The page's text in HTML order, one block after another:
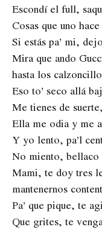
Escondí el full,
Cosas que uno
Si estás pa’ mi,
Mira que ando
hasta los
Eso to’ seco allá
Me tienes de
Ella me odia y me
Y yo lento, pa’l
No miento,
Mami, te doy tres
mantenernos
Pa’ que pique, te
Que grites, te